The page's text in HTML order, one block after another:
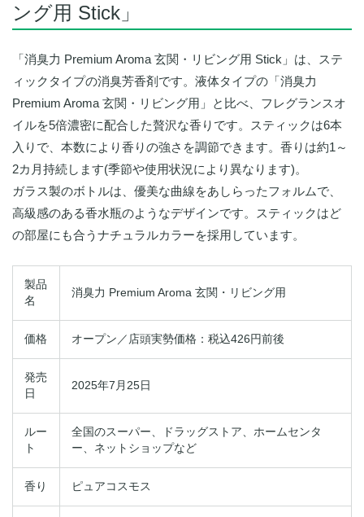
ング用 Stick」
「消臭力 Premium Aroma 玄関・リビング用 Stick」は、ステ
ィックタイプの消臭芳香剤です。液体タイプの「消臭力
Premium Aroma 玄関・リビング用」と比べ、フレグランスオ
イルを5倍濃密に配合した贅沢な香りです。スティックは6本
入りで、本数により香りの強さを調節できます。香りは約1～
2カ月持続します(季節や使用状況により異なります)。
ガラス製のボトルは、優美な曲線をあしらったフォルムで、
高級感のある香水瓶のようなデザインです。スティックはど
の部屋にも合うナチュラルカラーを採用しています。
製品
名
消臭力 Premium Aroma 玄関・リビング用
価格 オープン／店頭実勢価格：税込426円前後
発売
日
2025年7月25日
ルー
ト
全国のスーパー、ドラッグストア、ホームセンタ
ー、ネットショップなど
香り ピュアコスモス